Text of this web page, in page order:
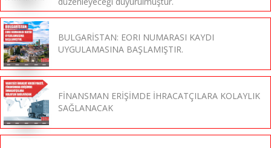
BULGARİSTAN: EORI NUMARASI KAYDI
UYGULAMASINA BAŞLAMIŞTIR.
FİNANSMAN ERİŞİMDE İHRACATÇILARA KOLAYLIK
SAĞLANACAK